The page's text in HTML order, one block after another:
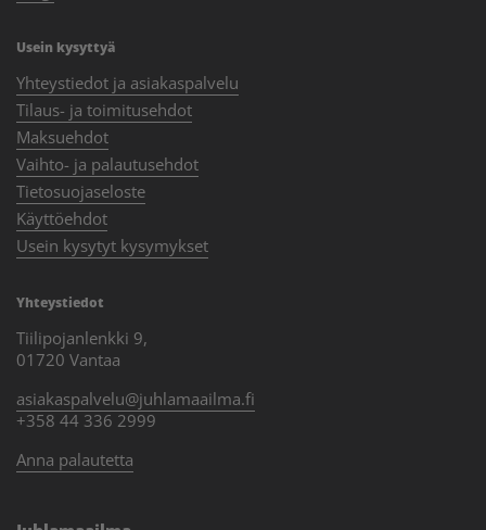
Usein kysyttyä
Yhteystiedot ja asiakaspalvelu
Tilaus- ja toimitusehdot
Maksuehdot
Vaihto- ja palautusehdot
Tietosuojaseloste
Käyttöehdot
Usein kysytyt kysymykset
Yhteystiedot
Tiilipojanlenkki 9,
01720 Vantaa
asiakaspalvelu@juhlamaailma.fi
+358 44 336 2999
Anna palautetta